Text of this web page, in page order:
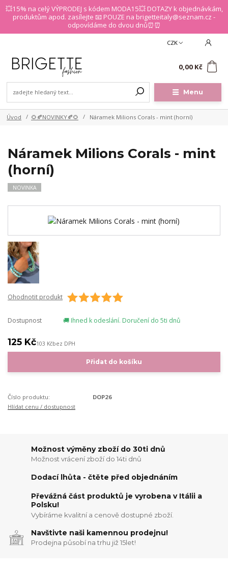
💥15% na celý VÝPRODEJ s kódem MODA15💥 DOTAZY k objednávkám,
produktům apod. zasílejte 📧 POUZE na brigetteitaly@seznam.cz -
odpovídáme do dvou dnů⏰⏰
Menu
CZK
0,00 Kč
Úvod 🌻🍂NOVINKY🍂🌻 Náramek Milions Corals - mint (horní)
Náramek Milions Corals - mint
(horní)
NOVINKA
Ohodnotit produkt
Dostupnost 🚚 Ihned k odeslání. Doručení do 5ti dnů
125 Kč103 Kčbez DPH
Přidat do košíku
Číslo produktu:
DOP26
Hlídat cenu / dostupnost
Možnost výměny zboží do 30ti dnů
Možnost vrácení zboží do 14ti dnů
Dodací lhůta - čtěte před objednáním
Převážná část produktů je vyrobena v Itálii a
Polsku!
Vybíráme kvalitní a cenově dostupné zboží.
Navštivte naši kamennou prodejnu!
Prodejna působí na trhu již 15let!